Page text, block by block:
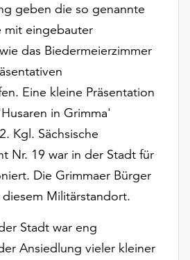
geben die so genannte
mit eingebauter
das Biedermeierzimmer
Eine kleine Präsentation
in Grimma'
Kgl. Sächsische
Nr. 19 war in der Stadt für
Die Grimmaer Bürger
Militärstandort.
Stadt war eng
Ansiedlung vieler kleiner